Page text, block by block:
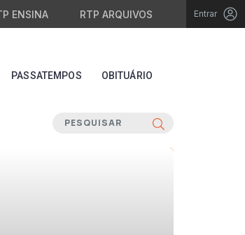
ENSINA RTP ARQUIVOS Entrar
PASSATEMPOS OBITUÁRIO